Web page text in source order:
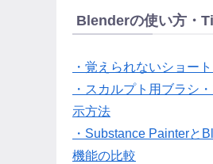
Blenderの使い方・
・覚えられないショー
・スカルプト用ブラシ
示方法
・Substance Painterと
機能の比較